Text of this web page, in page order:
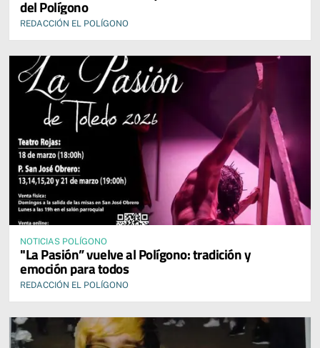
del Polígono
REDACCIÓN EL POLÍGONO
NOTICIAS POLÍGONO
"La Pasión” vuelve al Polígono: tradición y
emoción para todos
REDACCIÓN EL POLÍGONO